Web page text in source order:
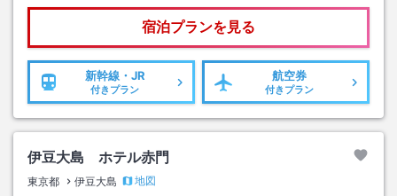
宿泊プランを見る
新幹線・JR
付きプラン
航空券
付きプラン
伊豆大島 ホテル赤門
東京都 伊豆大島
地図